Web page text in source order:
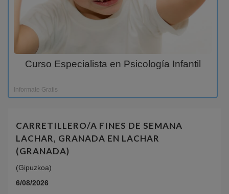
Curso Especialista en Psicología Infantil
Informate Gratis
CARRETILLERO/A FINES DE SEMANA
LACHAR, GRANADA EN LACHAR
(GRANADA)
(Gipuzkoa)
6/08/2026